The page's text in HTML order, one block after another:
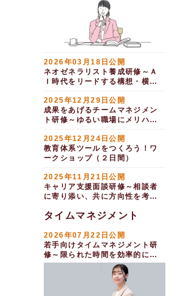
ワークライフバランスを実現する
ワークライフバランス研
修～タイムマネジメント編
ワークライフバランス研
修～個人レベルで変革できるこ
ワークライフバランス研
修～育児・介護対応編 （半日
間）
タイムマネジメント研修
～仕事を効率的に進めるための
時間管理を学ぶ
ネジメント研修～限られた時間
で成果を出す（半日間）
キャリア開発を支援する
管理職向け部下のキャリ
ア形成支援研修～成長プランの
策定と業務の任せ方編
リア開発支援を実践する
キャリア開発支援
（女性管理職向け）メン
ター研修
イクボス研修～管理職と
して出産・育児支援を考える編
段取り研修 管理職とし
ての基本的マネジメントスキル
を理解する（１日間）
新任管理職向け研修 ～
編（半日間）
【自身のキャリアを考える】
【まとめ】キャリアデザ
イン研修
年代別キャリア研修ライ
ンナップ
イン研修～Ｍｕｓｔ・Ｃａｎ・
Ｗｉｌｌでキャリアを考える
３０代向けキャリアデザ
イン研修～主体的かつ戦略的に
キャリアを考える
４０代向けキャリアデザ
イン研修～ワーク・ライフ・マ
ネーバランスを考える
イン研修～人生１００年時代の
マネーとキャリアを考える
（半日研修）ワーキング
マザー向けキャリア研修
キャリアデザイン研修
イクボス研修～管理職と
して出産・育児支援を考える編
（半日間）
2026年03月18日公開
ネオゼネラリスト養成研修～Ａ
Ｉ時代をリードする構想・横断
2025年12月29日公開
成果をあげるチームマネジメン
ト研修～ゆるい職場にメリハリ
2025年12月24日公開
教育体系ツールをつくろう！ワ
ークショップ（２日間）
2025年11月21日公開
キャリア支援面談研修～相談者
に寄り添い、共に方向性を考え
タイムマネジメント
2026年07月22日公開
若手向けタイムマネジメント研
修～限られた時間を効率的に使
う（１日間）